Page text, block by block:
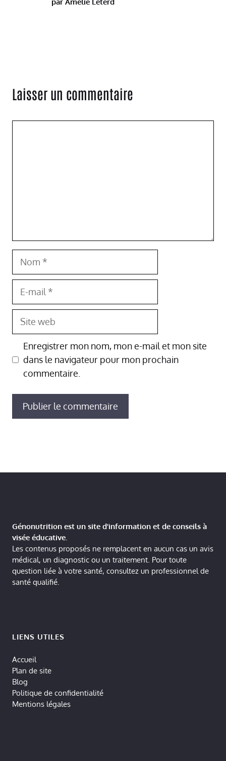
Laisser un commentaire
Site
Enregistrer mon nom, mon e-mail et mon site
dans le navigateur pour mon prochain
commentaire.
Génonutrition est un site d'information et de conseils à
visée éducative.
Les contenus proposés ne remplacent en aucun cas un avis
médical, un diagnostic ou un traitement. Pour toute
question liée à votre santé, consultez un professionnel de
santé qualifié.
LIENS UTILES
Accueil
Plan de site
Blog
Politique de confidentialité
Mentions légales